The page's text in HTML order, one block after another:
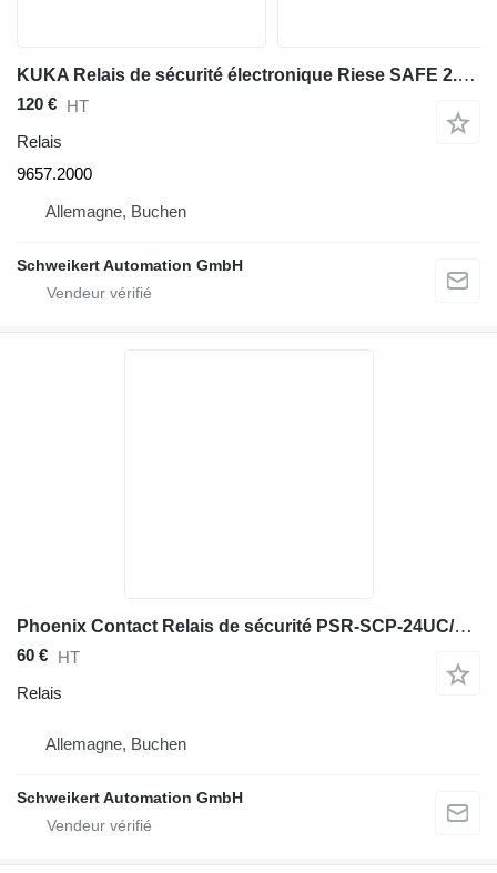
KUKA Relais de sécurité électronique Riese SAFE 2.1 AR.9657.2000 pour robot industriel
120 € HT
Relais
9657.2000
Allemagne, Buchen
Schweikert Automation GmbH
Phoenix Contact Relais de sécurité PSR-SCP-24UC/ESA4/3X1/1X2/B, numéro d'identification : 2963763 pour matériel industriel
60 € HT
Relais
Allemagne, Buchen
Schweikert Automation GmbH